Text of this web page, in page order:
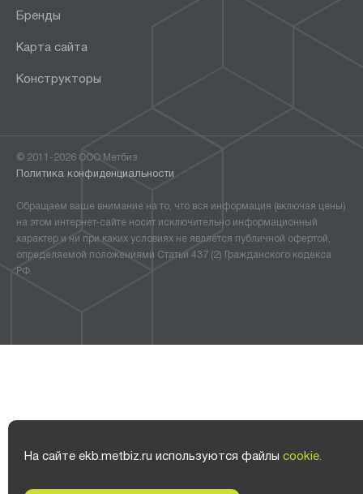
На сайте ekb.metbiz.ru используются файлы cookie.
Бренды
Карта сайта
Конструкторы
© 2011-2026 ООО Метбиз
Политика конфиденциальности
Обращаем ваше внимание на то, что вся информация (включая цены)
на этом интернет-сайте носит исключительно информационный
характер и ни при каких условиях не является публичной офертой,
определяемой положениями Статьи 437 (2) Гражданского кодекса
РФ.